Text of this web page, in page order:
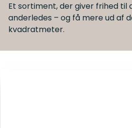
Et sortiment, der giver frihed
anderledes – og få mere ud af
kvadratmeter.